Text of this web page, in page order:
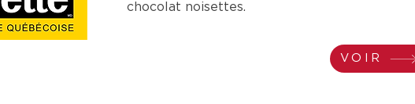
chocolat noisettes.
VOIR